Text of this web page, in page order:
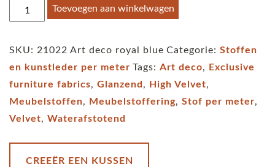
Stof
per
Toevoegen aan winkelwagen
SKU: 21022 Art deco royal blue Categorie: Stoffen
en kunstleder per meter Tags: Art deco,
Exclusive
furniture fabrics, Glanzend , High Velvet,
Meubelstoffen, Meubelstoffering, Stof per meter,
Velvet, Waterafstotend
CREEËR EEN KUSSEN